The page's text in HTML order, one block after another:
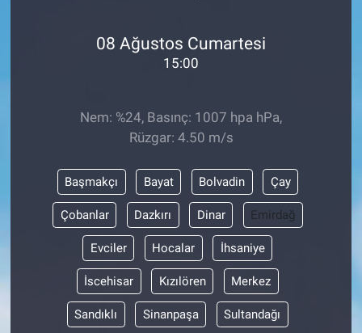
08 Ağustos Cumartesi
15:00
Nem: %24, Basınç: 1007 hpa hPa,
Rüzgar: 4.50 m/s
Başmakçı Bayat Bolvadin Çay
Çobanlar Dazkırı Dinar Emirdağ
Evciler Hocalar İhsaniye
İscehisar Kızılören Merkez
Sandıklı Sinanpaşa Sultandağı